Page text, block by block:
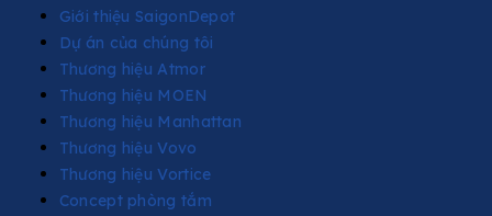
Giới thiệu SaigonDepot
Dự án của chúng tôi
Thương hiệu Atmor
Thương hiệu MOEN
Thương hiệu Manhattan
Thương hiệu Vovo
Thương hiệu Vortice
Concept phòng tắm